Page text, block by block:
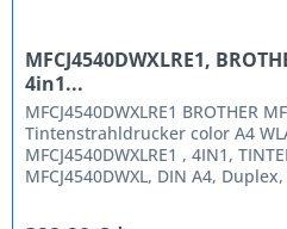
MFCJ4540DWXLRE1,
4in1...
MFCJ4540DWXLRE1 BROTHER
Tintenstrahldrucker color A4
MFCJ4540DWXLRE1 , 4IN1,
MFCJ4540DWXL, DIN A4,